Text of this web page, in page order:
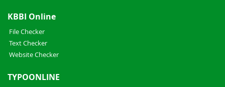
KBBI Online
File Checker
Text Checker
Website Checker
TYPOONLINE